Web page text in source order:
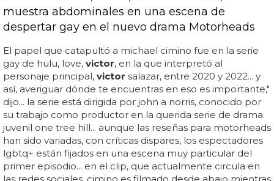
EL 15 DE JUNIO PODREMOS TERMINAR LA SERIE
Mira el tráiler de la última temporada de 'Love,
Victor'